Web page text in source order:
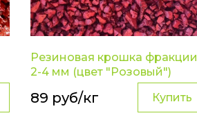
Резиновая крошка фракции
2-4 мм (цвет "Розовый")
89 руб/кг Купить